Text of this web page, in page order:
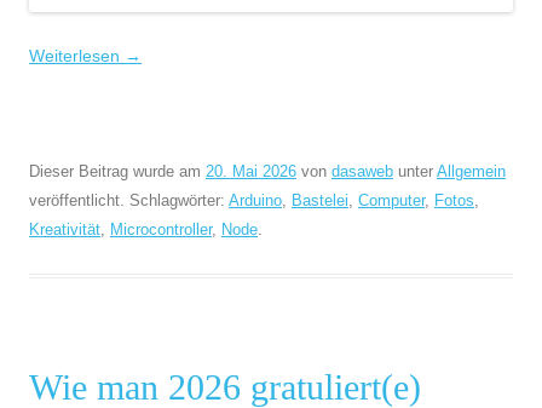
Weiterlesen →
Dieser Beitrag wurde am 20. Mai 2026 von dasaweb unter Allgemein
veröffentlicht. Schlagwörter: Arduino Bastelei Computer, Fotos
Kreativität
Microcontroller, Node
Wie man 2026 gratuliert(e)